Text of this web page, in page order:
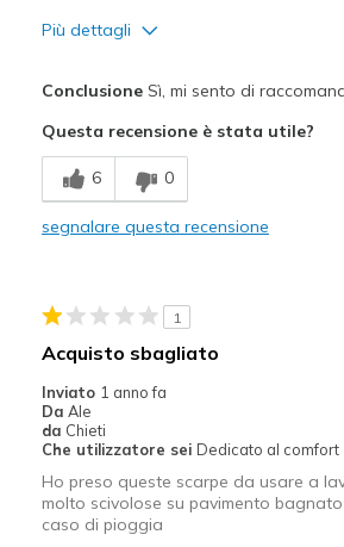
Più dettagli
Confortevole
Design attrattivo
Per le occasioni speciali
Larghezza
Taglie
Punti di vista sulle scarpe
Ci tengo
ConclusioneSì, mi sento di
Questa recensione è stata utile?
6 0
segnalare questa recensione
1
Acquisto sbagliato
Inviato 1 anno fa
Da Ale
da Chieti
Che utilizzatore sei Dedicato al comfort
Ho preso queste scarpe da usare a
molto scivolose su pavimento
caso di pioggia